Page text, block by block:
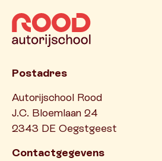
Postadres
Autorijschool Rood
J.C. Bloemlaan 24
2343 DE Oegstgeest
Contactgegevens